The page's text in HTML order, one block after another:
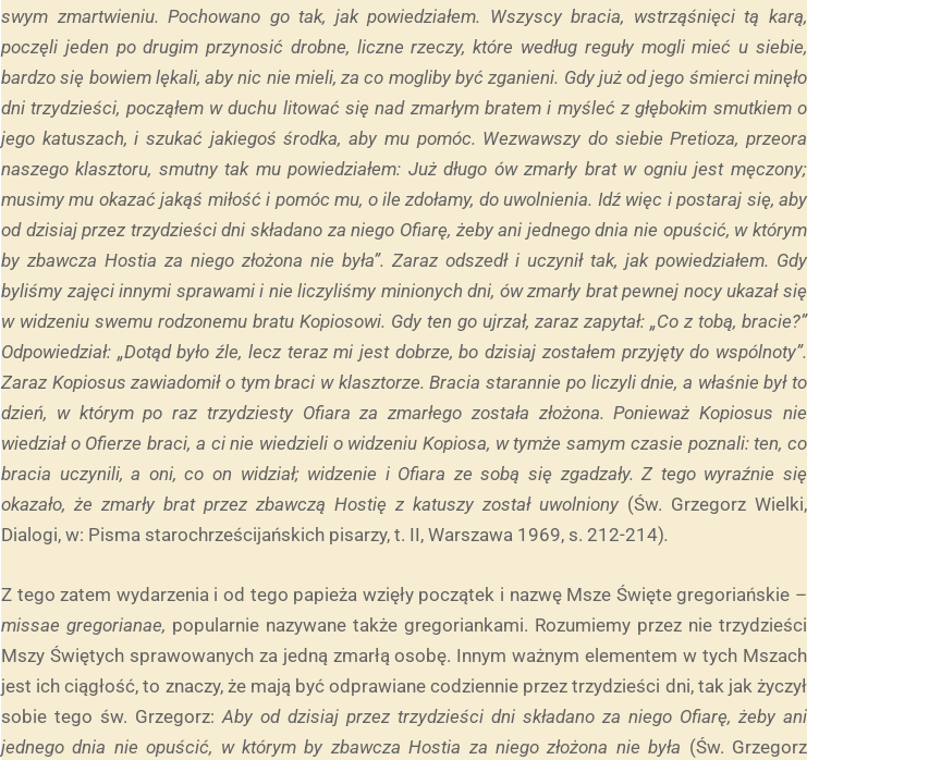
swym zmartwieniu. Pochowano go tak, jak powiedziałem. Wszyscy bracia, wstrząśnięci tą karą,
poczęli jeden po drugim przynosić drobne, liczne rzeczy, które według reguły mogli mieć u siebie,
bardzo się bowiem lękali, aby nic nie mieli, za co mogliby być zganieni. Gdy już od jego śmierci minęło
dni trzydzieści, począłem w duchu litować się nad zmarłym bratem i myśleć z głębokim smutkiem o
jego katuszach, i szukać jakiegoś środka, aby mu pomóc. Wezwawszy do siebie Pretioza, przeora
naszego klasztoru, smutny tak mu powiedziałem: Już długo ów zmarły brat w ogniu jest męczony;
musimy mu okazać jakąś miłość i pomóc mu, o ile zdołamy, do uwolnienia. Idź więc i postaraj się, aby
od dzisiaj przez trzydzieści dni składano za niego Ofiarę, żeby ani jednego dnia nie opuścić, w którym
by zbawcza Hostia za niego złożona nie była”. Zaraz odszedł i uczynił tak, jak powiedziałem. Gdy
byliśmy zajęci innymi sprawami i nie liczyliśmy minionych dni, ów zmarły brat pewnej nocy ukazał się
w widzeniu swemu rodzonemu bratu Kopiosowi. Gdy ten go ujrzał, zaraz zapytał: „Co z tobą, bracie?”
Odpowiedział: „Dotąd było źle, lecz teraz mi jest dobrze, bo dzisiaj zostałem przyjęty do wspólnoty”.
Zaraz Kopiosus zawiadomił o tym braci w klasztorze. Bracia starannie po liczyli dnie, a właśnie był to
dzień, w którym po raz trzydziesty Ofiara za zmarłego została złożona. Ponieważ Kopiosus nie
wiedział o Ofierze braci, a ci nie wiedzieli o widzeniu Kopiosa, w tymże samym czasie poznali: ten, co
bracia uczynili, a oni, co on widział; widzenie i Ofiara ze sobą się zgadzały. Z tego wyraźnie się
okazało, że zmarły brat przez zbawczą Hostię z katuszy został uwolniony(Św. Grzegorz Wielki,
Dialogi, w: Pisma starochrześcijańskich pisarzy, t. II, Warszawa 1969, s. 212-214).
Z tego zatem wydarzenia i od tego papieża wzięły początek i nazwę Msze Święte gregoriańskie –
missae gregorianae, popularnie nazywane także gregoriankami. Rozumiemy przez nie trzydzieści
Mszy Świętych sprawowanych za jedną zmarłą osobę. Innym ważnym elementem w tych Mszach
jest ich ciągłość, to znaczy, że mają być odprawiane codziennie przez trzydzieści dni, tak jak życzył
sobie tego św. Grzegorz:Aby od dzisiaj przez trzydzieści dni składano za niego Ofiarę, żeby ani
jednego dnia nie opuścić, w którym by zbawcza Hostia za niego złożona nie była (Św. Grzegorz